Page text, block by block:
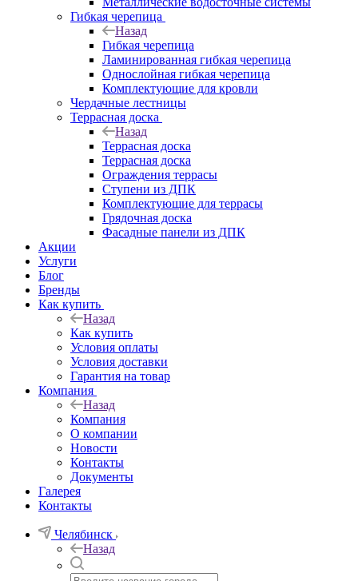
Гибкая черепица
Назад
Гибкая черепица
Ламинированная гибкая черепица
Однослойная гибкая черепица
Комплектующие для кровли
Чердачные лестницы
Террасная доска
Назад
Террасная доска
Террасная доска
Ограждения террасы
Ступени из ДПК
Комплектующие для террасы
Грядочная доска
Фасадные панели из ДПК
Акции
Услуги
Блог
Бренды
Как купить
Назад
Как купить
Условия оплаты
Условия доставки
Гарантия на товар
Компания
Назад
Компания
О компании
Новости
Контакты
Документы
Галерея
Контакты
Челябинск
Назад